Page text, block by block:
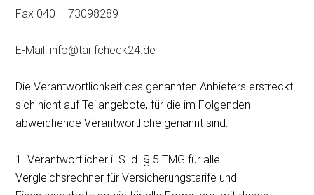
Fax 040 – 73098289
E-Mail: info@tarifcheck24.de
Die Verantwortlichkeit des genannten Anbieters erstreckt
sich nicht auf Teilangebote, für die im Folgenden
abweichende Verantwortliche genannt sind:
1. Verantwortlicher i. S. d. § 5 TMG für alle
Vergleichsrechner für Versicherungstarife und